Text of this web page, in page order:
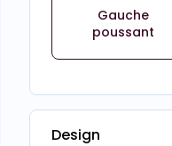
Gauche
poussant
Design